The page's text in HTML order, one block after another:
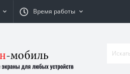
Время работы